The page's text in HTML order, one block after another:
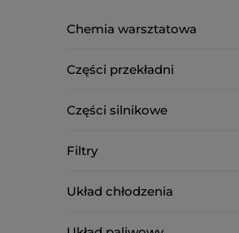
Chemia warsztatowa
Części przekładni
Części silnikowe
Filtry
Układ chłodzenia